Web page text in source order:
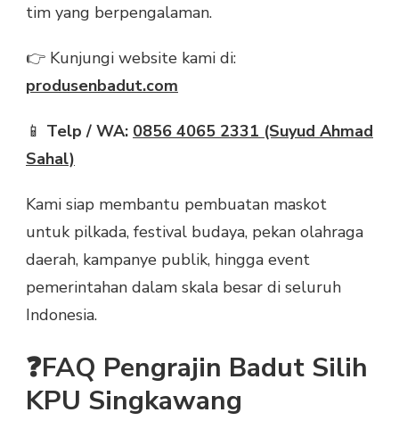
tim yang berpengalaman.
👉 Kunjungi website kami di:
produsenbadut.com
📱 Telp / WA: 0856 4065 2331 (Suyud Ahmad
Sahal)
Kami siap membantu pembuatan maskot
untuk pilkada, festival budaya, pekan olahraga
daerah, kampanye publik, hingga event
pemerintahan dalam skala besar di seluruh
Indonesia.
❓FAQ Pengrajin Badut Silih
KPU Singkawang